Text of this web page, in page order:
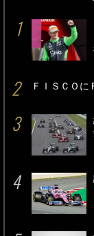
ＦＩＳＣＯに